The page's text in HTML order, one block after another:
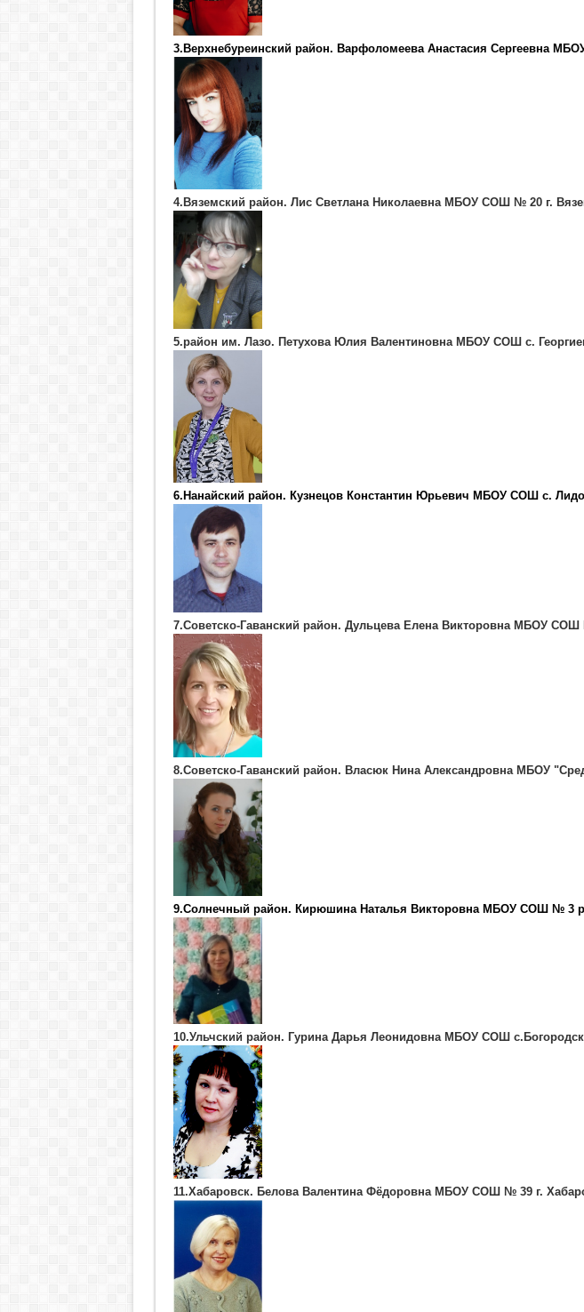
3.Верхнебуреинский район. Варфоломеева Анастасия Сергеевна
4.Вяземский район. Лис Светлана Николаевна МБОУ СОШ № 20 г.
5.район им. Лазо. Петухова Юлия Валентиновна МБОУ СОШ с.
6.Нанайский район. Кузнецов Константин Юрьевич МБОУ СОШ с.
7.Советско-Гаванский район. Дульцева Елена Викторовна МБОУ СОШ
8.Советско-Гаванский район. Власюк Нина Александровна МБОУ
9.Солнечный район. Кирюшина Наталья Викторовна МБОУ СОШ № 3
10.Ульчский район. Гурина Дарья Леонидовна МБОУ СОШ
11.Хабаровск. Белова Валентина Фёдоровна МБОУ СОШ № 39 г.